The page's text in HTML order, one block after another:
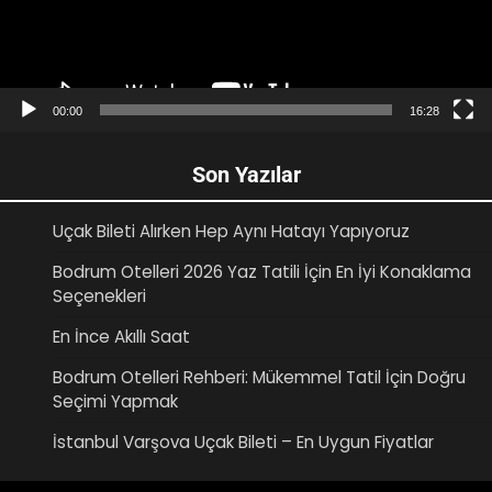
00:00 16:28
Son Yazılar
Uçak Bileti Alırken Hep Aynı Hatayı Yapıyoruz
Bodrum Otelleri 2026 Yaz Tatili İçin En İyi Konaklama
Seçenekleri
En İnce Akıllı Saat
Bodrum Otelleri Rehberi: Mükemmel Tatil İçin Doğru
Seçimi Yapmak
İstanbul Varşova Uçak Bileti – En Uygun Fiyatlar